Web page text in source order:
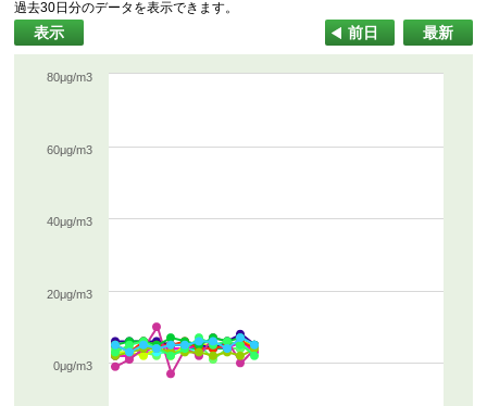
過去30日分のデータを表示できます。
表示 前日 最新
0μg/m3
20μg/m3
40μg/m3
60μg/m3
80μg/m3